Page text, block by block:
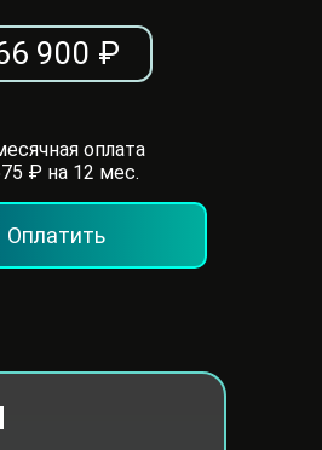
оплата
₽ на 12 мес.
Оплатить
900 ₽